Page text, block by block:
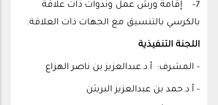
7- إقامة ورش عمل وندوات ذات علاقة
بالكرسي بالتنسيق مع الجهات ذات العلاقة.
اللجنة التنفيذية
- المشرف: أ.د.عبدالعزيز بن ناصر الهزاع
- أ.د.حمد بن عبدالعزيز البريثن